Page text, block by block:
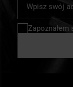
nasz
newsletter:
Zapoznałem